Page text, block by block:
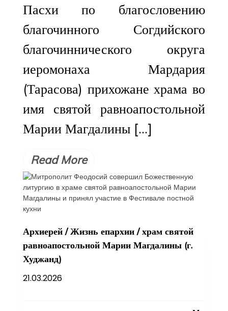
Пасхи по благословению
благочинного Согдийского
благочиннического округа
иеромонаха Мардария
(Тарасова) прихожане храма во
имя святой равноапостольной
Марии Магдалины […]
Read More
Архиерей/Жизнь епархии/храм святой
равноапостольной Марии Магдалины (г.
Худжанд)
21.03.2026